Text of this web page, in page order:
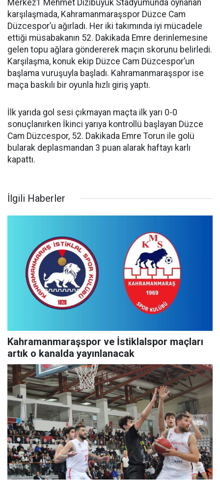
Merkez1 Mehmet Dizibüyük Stadyumunda oynanan
karşılaşmada, Kahramanmaraşspor Düzce Cam
Düzcespor’u ağırladı. Her iki takımında iyi mücadele
ettiği müsabakanın 52. Dakikada Emre derinlemesine
gelen topu ağlara göndererek maçın skorunu belirledi.
Karşılaşma, konuk ekip Düzce Cam Düzcespor’un
başlama vuruşuyla başladı. Kahramanmaraşspor ise
maça baskılı bir oyunla hızlı giriş yaptı.
İlk yarıda gol sesi çıkmayan maçta ilk yarı 0-0
sonuçlanırken İkinci yarıya kontrollü başlayan Düzce
Cam Düzcespor, 52. Dakikada Emre Torun ile golü
bularak deplasmandan 3 puan alarak haftayı karlı
kapattı.
İlgili Haberler
Kahramanmaraşspor ve İstiklalspor maçları
artık o kanalda yayınlanacak